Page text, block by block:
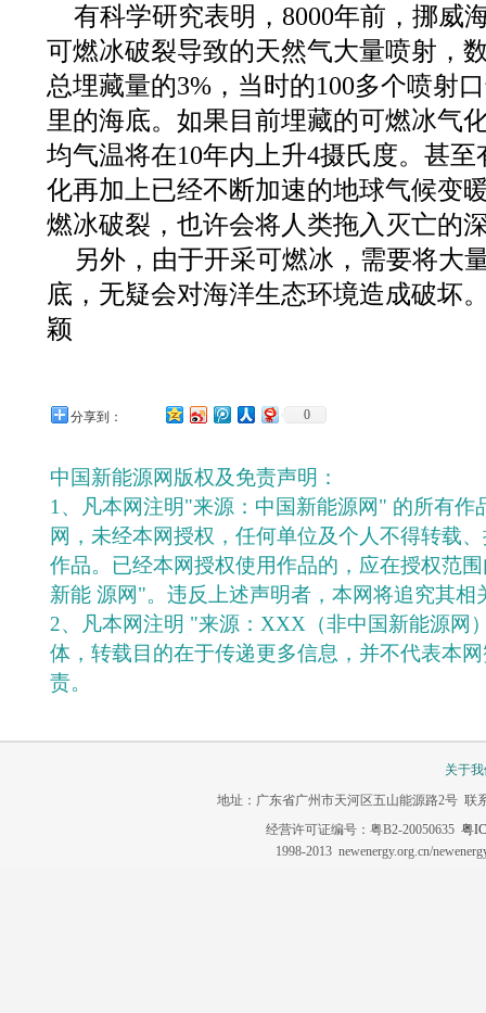
有科学研究表明，8000年前，挪威
可燃冰破裂导致的天然气大量喷射，
总埋藏量的3%，当时的100多个喷射
里的海底。如果目前埋藏的可燃冰气
均气温将在10年内上升4摄氏度。甚
化再加上已经不断加速的地球气候变
燃冰破裂，也许会将人类拖入灭亡的
另外，由于开采可燃冰，需要将大
底，无疑会对海洋生态环境造成破坏
颖
分享到： 0
中国新能源网版权及免责声明：
1、凡本网注明"来源：中国新能源网" 的所有作
网，未经本网授权，任何单位及个人不得转载
作品。已经本网授权使用作品的，应在授权范
新能 源网"。违反上述声明者，本网将追究其相
2、凡本网注明 "来源：XXX（非中国新能源网
体，转载目的在于传递更多信息，并不代表本
责。
关于
地址：广东省广州市天河区五山能源路2号 联
经营许可证编号：粤B2-20050635 粤
1998-2013 newenergy.org.cn/